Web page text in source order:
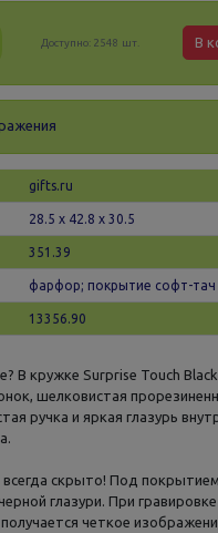
Доступно: 2548 шт. В
gifts.ru
28.5 х 42.8 x 30.5
351.39
фарфор; покрытие софт-тач
13356.90
В кружке Surprise Touch Black
шелковистая
ручка и яркая глазурь
всегда скрыто! Под
глазури. При
четкое